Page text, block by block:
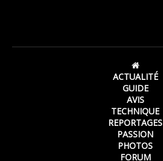
ACTUALITÉ
GUIDE
AVIS
TECHNIQUE
REPORTAGES
PASSION
PHOTOS
FORUM